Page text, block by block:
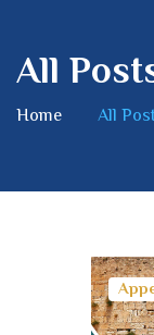
All
Home All